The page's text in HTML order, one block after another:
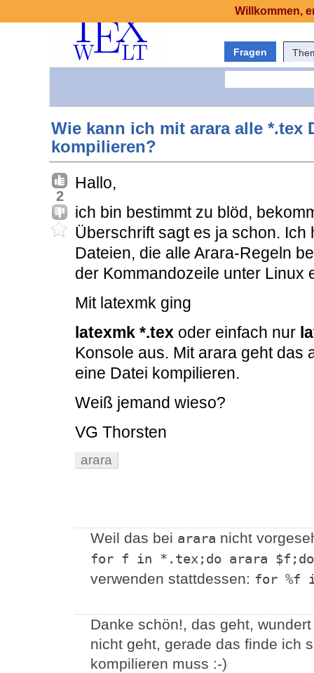
Fragen
Wie kann ich mit arara alle *.tex
kompilieren?
2
Hallo,
ich bin bestimmt zu blöd,
Überschrift sagt es ja schon.
Dateien, die alle Arara-Regeln
der Kommandozeile unter Linux
Mit latexmk ging
latexmk *.tex oder einfach nur
Konsole aus. Mit arara geht das
eine Datei kompilieren.
Weiß jemand wieso?
VG Thorsten
arara
Weil das bei arara nicht
for f in *.tex;do arara
verwenden stattdessen: for %f
Danke schön!, das geht,
nicht geht, gerade das finde ich
kompilieren muss :-)
Willkommen,